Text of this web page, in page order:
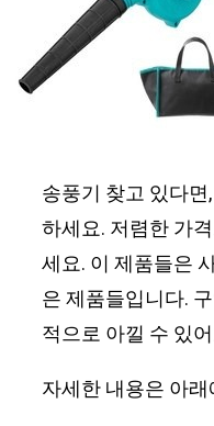
송풍기 찾고 있다
하세요. 저렴한 가
세요. 이 제품들은
은 제품들입니다.
적으로 아낄 수 있
자세한 내용은 아